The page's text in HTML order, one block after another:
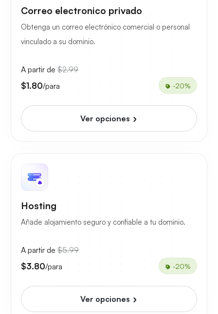
Correo electronico privado
Obtenga un correo electrónico comercial o personal
vinculado a su dominio.
A partir de $2.99
$1.80/para -20%
Ver opciones
Hosting
Añade alojamiento seguro y confiable a tu dominio.
A partir de $5.99
$3.80/para -20%
Ver opciones